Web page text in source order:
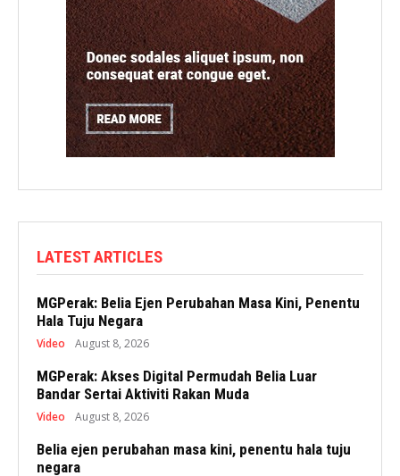
LATEST ARTICLES
MGPerak: Belia Ejen Perubahan Masa Kini, Penentu
Hala Tuju Negara
Video August 8, 2026
MGPerak: Akses Digital Permudah Belia Luar
Bandar Sertai Aktiviti Rakan Muda
Video August 8, 2026
Belia ejen perubahan masa kini, penentu hala tuju
negara